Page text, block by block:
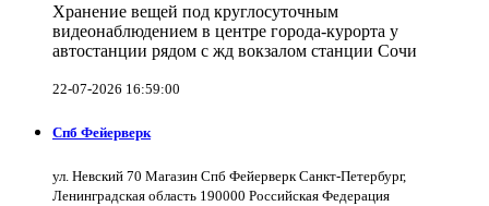
Хранение вещей под круглосуточным
видеонаблюдением в центре города-курорта у
автостанции рядом с жд вокзалом станции Сочи
22-07-2026 16:59:00
Спб Фейерверк
ул. Невский 70 Магазин Спб Фейерверк Санкт-Петербург,
Ленинградская область 190000 Российская Федерация